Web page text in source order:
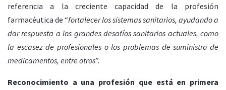
referencia a la creciente capacidad de la profesión
farmacéutica de “fortalecer los sistemas sanitarios, ayudando a
dar respuesta a los grandes desafíos sanitarios actuales, como
la escasez de profesionales o los problemas de suministro de
medicamentos, entre otros”.
Reconocimiento a una profesión que está en primera